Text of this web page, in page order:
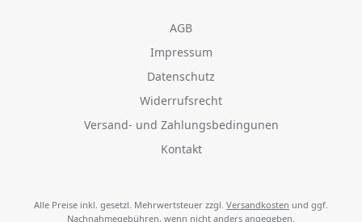
AGB
Impressum
Datenschutz
Widerrufsrecht
Versand- und Zahlungsbedingunen
Kontakt
Alle Preise inkl. gesetzl. Mehrwertsteuer zzgl. Versandkosten und ggf.
Nachnahmegebühren, wenn nicht anders angegeben.